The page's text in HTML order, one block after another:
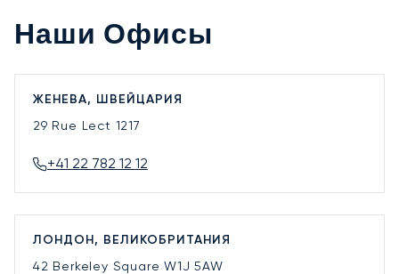
Наши Офисы
ЖЕНЕВА, ШВЕЙЦАРИЯ
29 Rue Lect 1217
+41 22 782 12 12
ЛОНДОН, ВЕЛИКОБРИТАНИЯ
42 Berkeley SquareW1J 5AW